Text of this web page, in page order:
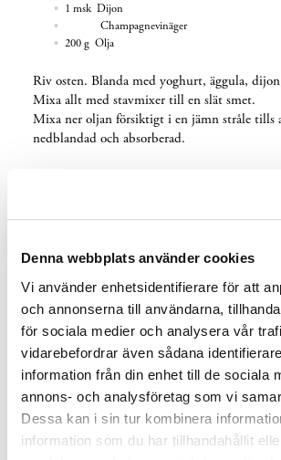
Denna webbplats använder cookies
Vi använder enhetsidentifierare för att
och annonserna till användarna,
för sociala medier och analysera vår
vidarebefordrar även sådana
information från din enhet till de sociala
annons- och analysföretag som vi
Dessa kan i sin tur kombinera
information som du har tillhandahållit
1 msk Dijon
Champagnevinäger
200 g Olja
Riv osten. Blanda med yoghurt, äggula,
Mixa allt med stavmixer till en slät smet.
Mixa ner oljan försiktigt i en jämn stråle tills
nedblandad och absorberad.
Hyvla spetskålen väldigt tunt på mandolin.
spetskålen med fuktigt papper.
Plocka persiljan och hacka bladen fint. Innan
spetskålen med persiljan och smaka av med
Syrade grönsaker
2 st Silverlökar
3 st Jalapeño
1 dl 1,2,3-lag